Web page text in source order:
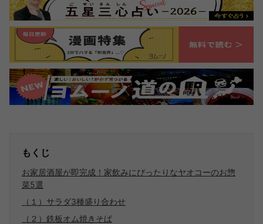
もくじ
お家居酒屋が即完成！家飲みにぴったりなヤオコーのお惣
菜5選
（１）サラダ3種盛り合わせ
（２）鉄板オム焼きそば